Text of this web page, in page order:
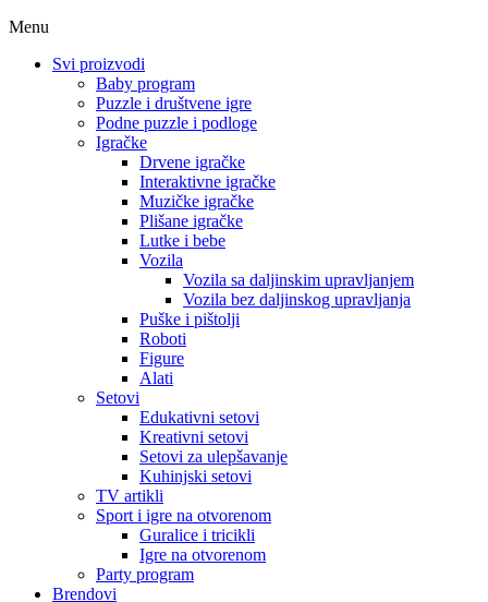
Menu
Svi proizvodi
Baby program
Puzzle i društvene igre
Podne puzzle i podloge
Igračke
Drvene igračke
Interaktivne igračke
Muzičke igračke
Plišane igračke
Lutke i bebe
Vozila
Vozila sa daljinskim upravljanjem
Vozila bez daljinskog upravljanja
Puške i pištolji
Roboti
Figure
Alati
Setovi
Edukativni setovi
Kreativni setovi
Setovi za ulepšavanje
Kuhinjski setovi
TV artikli
Sport i igre na otvorenom
Guralice i tricikli
Igre na otvorenom
Party program
Brendovi